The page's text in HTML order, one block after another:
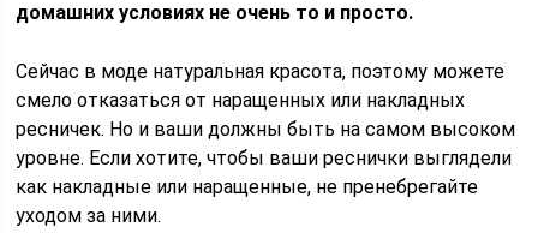
домашних условиях не очень то и просто.
Сейчас в моде натуральная красота, поэтому можете
смело отказаться от наращенных или накладных
ресничек. Но и ваши должны быть на самом высоком
уровне. Если хотите, чтобы ваши реснички выглядели
как накладные или наращенные, не пренебрегайте
уходом за ними.